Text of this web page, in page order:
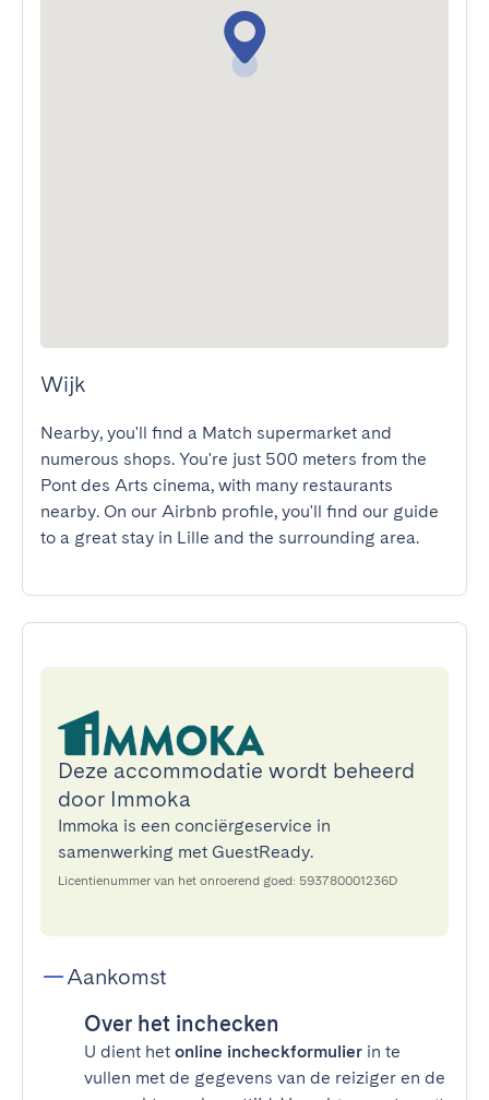
Wijk
Nearby, you'll find a Match supermarket and
numerous shops. You're just 500 meters from the
Pont des Arts cinema, with many restaurants
nearby. On our Airbnb profile, you'll find our guide
to a great stay in Lille and the surrounding area.
Deze accommodatie wordt beheerd
door Immoka
Immoka is een conciërgeservice in
samenwerking met GuestReady.
Licentienummer van het onroerend goed: 593780001236D
Aankomst
Over het inchecken
U dient het online incheckformulier in te
vullen met de gegevens van de reiziger en de